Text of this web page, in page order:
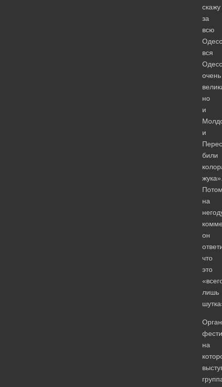
скажу
за
всю
вся
очень
но
и
и
били
на
он
что
это
лишь
на